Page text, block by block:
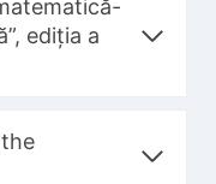
ediția a